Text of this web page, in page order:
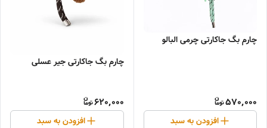
چارم بگ جاکارتی چرمی البالو
570,000
افزودن به سبد
چارم بگ جاکارتی جیر عسلی
620,000
افزودن به سبد